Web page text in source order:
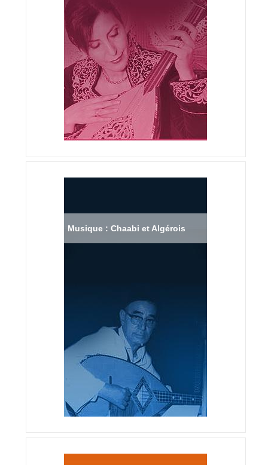
Musique : Chaabi et Algérois